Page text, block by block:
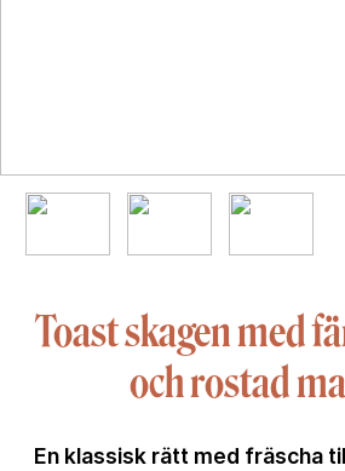
Toast skagen med
och rostad
En klassisk rätt med fräscha